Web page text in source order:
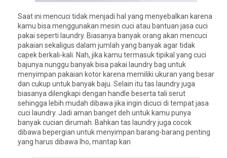
Saat ini mencuci tidak menjadi hal yang menyebalkan karena
kamu bisa menggunakan mesin cuci atau bantuan jasa cuci
pakai seperti laundry. Biasanya banyak orang akan mencuci
pakaian sekaligus dalam jumlah yang banyak agar tidak
capek berkali-kali. Nah, jika kamu termasuk tipikal yang cuci
bajunya nunggu banyak bisa pakai laundry bag untuk
menyimpan pakaian kotor karena memiliki ukuran yang besar
dan cukup untuk banyak baju. Selain itu tas laundry juga
biasanya dilengkapi dengan handle beserta tali serut
sehingga lebih mudah dibawa jika ingin dicuci di tempat jasa
cuci laundry. Jadi aman banget deh untuk kamu punya
banyak cucian dirumah. Bahkan tas laundry juga cocok
dibawa bepergian untuk menyimpan barang-barang penting
yang harus dibawa lho, mantap kan